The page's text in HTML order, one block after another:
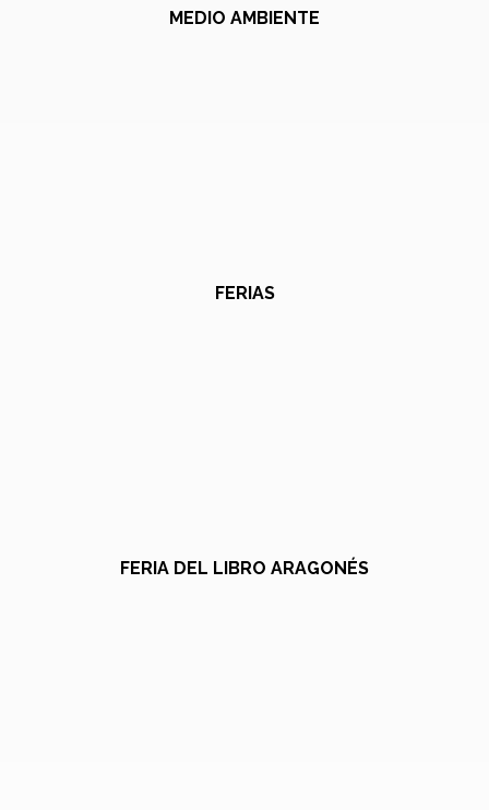
MEDIO AMBIENTE
FERIAS
FERIA DEL LIBRO ARAGONÉS